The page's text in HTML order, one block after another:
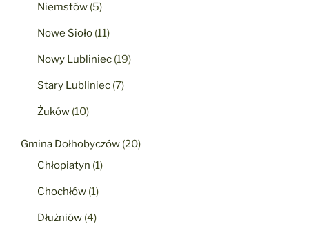
Niemstów (5)
Nowe Sioło (11)
Nowy Lubliniec (19)
Stary Lubliniec (7)
Żuków (10)
Gmina Dołhobyczów (20)
Chłopiatyn (1)
Chochłów (1)
Dłużniów (4)